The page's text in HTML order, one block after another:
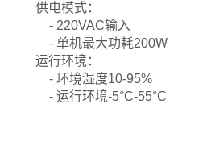
供电模式：
- 220VAC输入
- 单机最大功耗200W
运行环境：
- 环境湿度10-95%
- 运行环境-5°C-55°C